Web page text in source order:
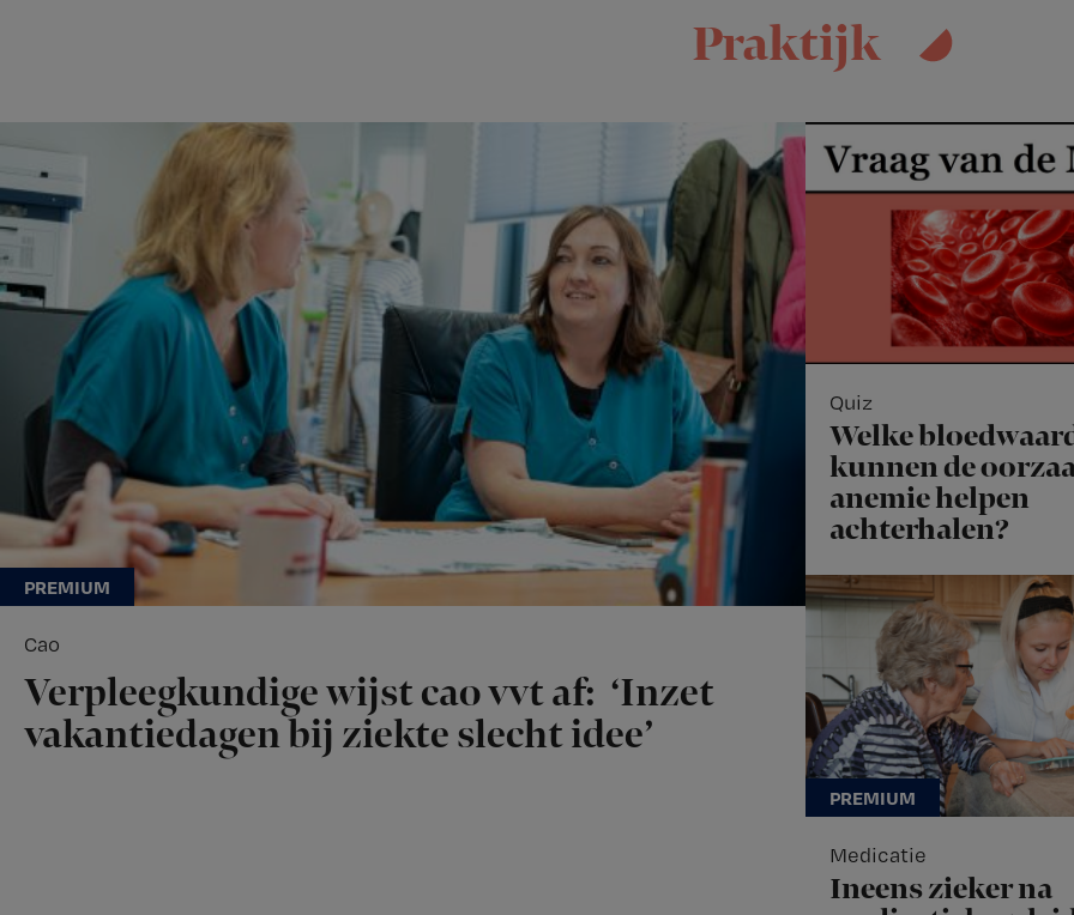
Praktijk
Cao
Verpleegkundige wijst cao vvt af: ‘Inzet
vakantiedagen bij ziekte slecht idee’
Quiz
Welke
kunnen de
anemie helpen
achterhalen?
Medicatie
Ineens zieker na